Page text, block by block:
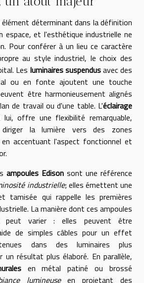
déterminant dans la définition
espace, et l'esthétique industrielle ne
Pour conférer à un lieu ce caractère
au style industriel, le choix des
Les luminaires suspendusavec des
ou en fonte ajoutent une touche
être harmonieusement alignés
de travail ou d'une table. L'éclairage
offre une flexibilité remarquable,
la lumière vers des zones
accentuant l'aspect fonctionnel et
ampoules Edison sont une référence
industrielle; elles émettent une
tamisée qui rappelle les premières
La manière dont ces ampoules
peut varier : elles peuvent être
de simples câbles pour un effet
dans des luminaires plus
un résultat plus élaboré. En parallèle,
en métal patiné ou brossé
lumineuseen projetant des